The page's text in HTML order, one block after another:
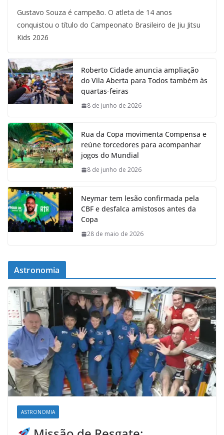
Gustavo Souza é campeão. O atleta de 14 anos
conquistou o título do Campeonato Brasileiro de Jiu Jitsu
Kids 2026
Roberto Cidade anuncia ampliação
do Vila Aberta para Todos também às
quartas-feiras
8 de junho de 2026
Rua da Copa movimenta Compensa e
reúne torcedores para acompanhar
jogos do Mundial
8 de junho de 2026
Neymar tem lesão confirmada pela
CBF e desfalca amistosos antes da
Copa
28 de maio de 2026
Astronomia
ASTRONOMIA